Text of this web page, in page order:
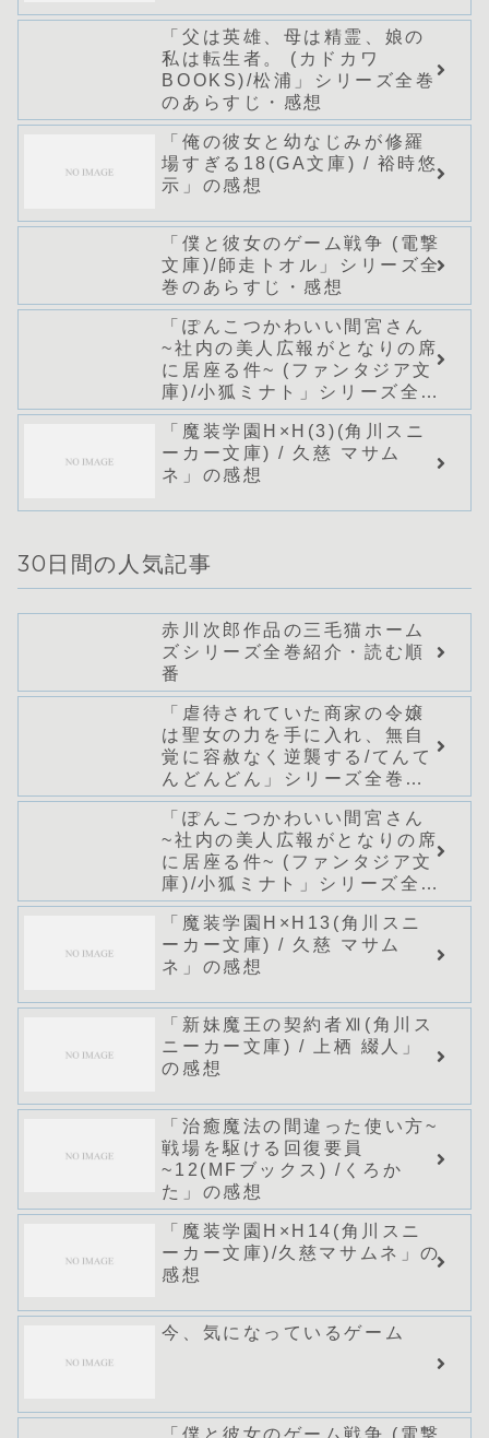
「父は英雄、母は精霊、娘の
私は転生者。 (カドカワ
BOOKS)/松浦」シリーズ全巻
のあらすじ・感想
「俺の彼女と幼なじみが修羅
場すぎる18(GA文庫) / 裕時悠
示」の感想
「僕と彼女のゲーム戦争 (電撃
文庫)/師走トオル」シリーズ全
巻のあらすじ・感想
「ぽんこつかわいい間宮さん
~社内の美人広報がとなりの席
に居座る件~ (ファンタジア文
庫)/小狐ミナト」シリーズ全巻
のあらすじ・感想
「魔装学園H×H(3)(角川スニ
ーカー文庫) / 久慈 マサム
ネ」の感想
30日間の人気記事
赤川次郎作品の三毛猫ホーム
ズシリーズ全巻紹介・読む順
番
「虐待されていた商家の令嬢
は聖女の力を手に入れ、無自
覚に容赦なく逆襲する/てんて
んどんどん」シリーズ全巻の
あらすじ・感想
「ぽんこつかわいい間宮さん
~社内の美人広報がとなりの席
に居座る件~ (ファンタジア文
庫)/小狐ミナト」シリーズ全巻
のあらすじ・感想
「魔装学園H×H13(角川スニ
ーカー文庫) / 久慈 マサム
ネ」の感想
「新妹魔王の契約者Ⅻ(角川ス
ニーカー文庫) / 上栖 綴人」
の感想
「治癒魔法の間違った使い方~
戦場を駆ける回復要員
~12(MFブックス) /くろか
た」の感想
「魔装学園H×H14(角川スニ
ーカー文庫)/久慈マサムネ」の
感想
今、気になっているゲーム
「僕と彼女のゲーム戦争 (電撃